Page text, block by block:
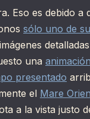
Eso es debido a
sólo uno de
una
presentado
el Mare
a la vista justo